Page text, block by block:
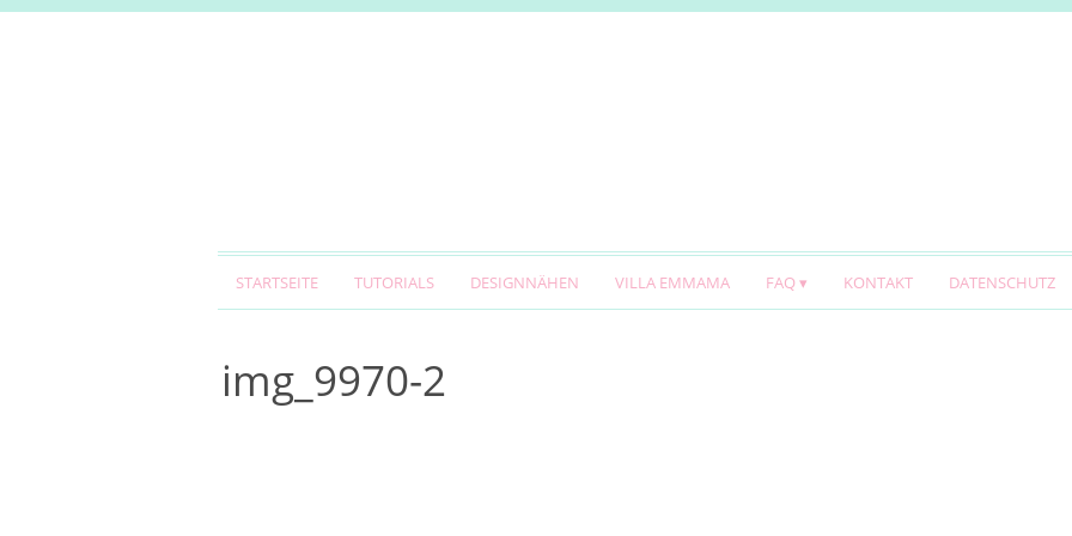
STARTSEITE TUTORIALS DESIGNNÄHEN VILLA EMMAMA FAQ KONTAKT DATENSCHUTZ
img_9970-2